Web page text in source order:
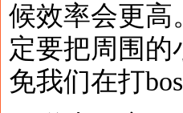
候效率会更高
定要把周围的
免我们在打